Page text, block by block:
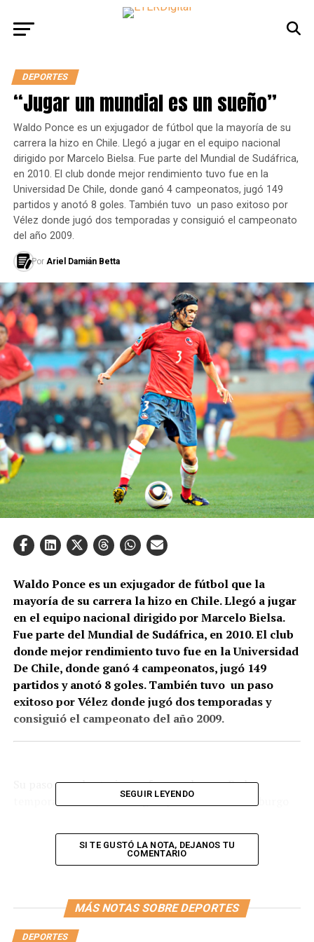
DEPORTES
“Jugar un mundial es un sueño”
Waldo Ponce es un exjugador de fútbol que la mayoría de su
carrera la hizo en Chile. Llegó a jugar en el equipo nacional
dirigido por Marcelo Bielsa. Fue parte del Mundial de Sudáfrica,
en 2010. El club donde mejor rendimiento tuvo fue en la
Universidad De Chile, donde ganó 4 campeonatos, jugó 149
partidos y anotó 8 goles. También tuvo un paso exitoso por
Vélez donde jugó dos temporadas y consiguió el campeonato
del año 2009.
Por Ariel Damián Betta
Waldo Ponce es un exjugador de fútbol que la
mayoría de su carrera la hizo en Chile. Llegó a jugar
en el equipo nacional dirigido por Marcelo Bielsa.
Fue parte del Mundial de Sudáfrica, en 2010. El club
donde mejor rendimiento tuvo fue en la Universidad
De Chile, donde ganó 4 campeonatos, jugó 149
partidos y anotó 8 goles. También tuvo un paso
exitoso por Vélez donde jugó dos temporadas y
consiguió el campeonato del año 2009.
Su paso por el exterior no fue muy bueno. En la
temporada 2003/2004 llegó a préstamo al Wolfsburgo
mil euros. Sólo llegó a jugar 262 minutos siendo titular
un solo partido. Luego tenía una nueva oportunidad en
la temporada 2010 pero jugó nada más que dos partidos.
Waldo tuvo un gran recorrido en la selección de Chile.
Estuvo convocado una vez, en el año 2004, pero no
participó, y su debut tuvo que esperar hasta el 27 de
SEGUIR LEYENDO
SI TE GUSTÓ LA NOTA, DEJANOS TU
COMENTARIO
MÁS NOTAS SOBRE DEPORTES
DEPORTES